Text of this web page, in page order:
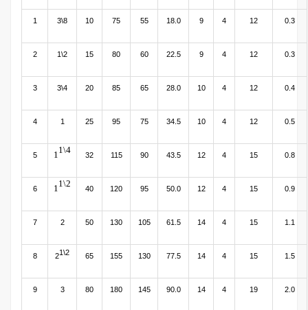
1 3\8 10 75 55 18.0 9 4 12 0.3
2 1\2 15 80 60 22.5 9 4 12 0.3
3 3\4 20 85 65 28.0 10 4 12 0.4
4 1 25 95 75 34.5 10 4 12 0.5
5 11\4 32 115 90 43.5 12 4 15 0.8
6 11\2 40 120 95 50.0 12 4 15 0.9
7 2 50 130 105 61.5 14 4 15 1.1
8 21\2 65 155 130 77.5 14 4 15 1.5
9 3 80 180 145 90.0 14 4 19 2.0